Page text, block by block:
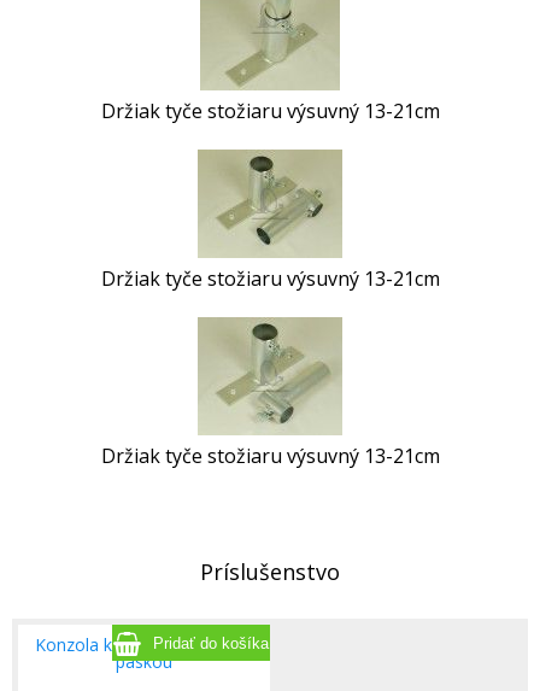
Držiak tyče stožiaru výsuvný 13-21cm
Držiak tyče stožiaru výsuvný 13-21cm
Držiak tyče stožiaru výsuvný 13-21cm
Príslušenstvo
Konzola kominova s jednou
paskou